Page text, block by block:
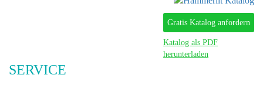
Gratis Katalog anfordern
Katalog als PDF
herunterladen
SERVICE